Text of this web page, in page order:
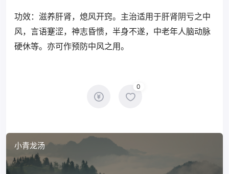
功效：滋养肝肾，熄风开窍。主治适用于肝肾阴亏之中
风，言语蹇涩，神志昏愦，半身不遂，中老年人脑动脉
硬休等。亦可作预防中风之用。
0
小青龙汤